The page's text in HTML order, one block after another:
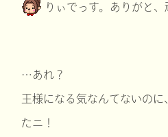
りぃでっす。ありがと、
…あれ？
王様になる気なんてないのに
たニ！